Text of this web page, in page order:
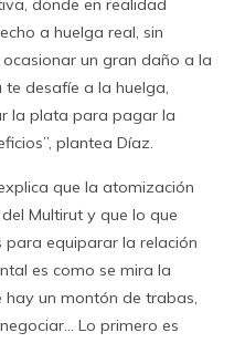
vas a una negociación
incluso, pero con
la carne a la parrilla, para
porque sino la empresa
que ha ocurrido
Cisternas.
acusaciones a la
Trabajo y consideran
a los locales más
que interrumpir la paz
de inmediato a los malls
quieren que molestes,